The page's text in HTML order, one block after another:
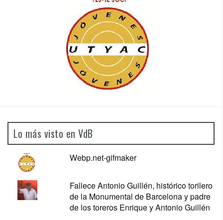
Lo más visto en VdB
Webp.net-gifmaker
Fallece Antonio Guillén, histórico torilero
de la Monumental de Barcelona y padre
de los toreros Enrique y Antonio Guillén